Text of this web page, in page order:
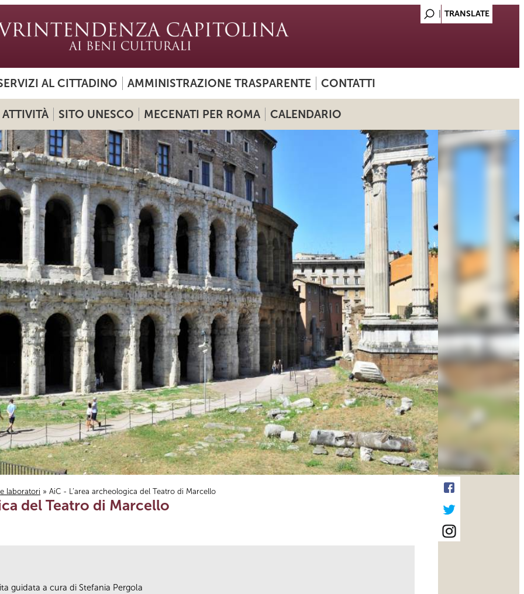
AL CITTADINO AMMINISTRAZIONE TRASPARENTE CONTATTI
ATTIVITÀ SITO UNESCO MECENATI PER ROMA CALENDARIO
laboratori » AiC - L’area archeologica del Teatro di Marcello
del Teatro di Marcello
guidata a cura di Stefania Pergola